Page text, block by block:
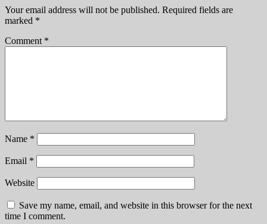
Your email address will not be published. Required fields are
marked *
Comment *
Name *
Email *
Website
Save my name, email, and website in this browser for the next
time I comment.